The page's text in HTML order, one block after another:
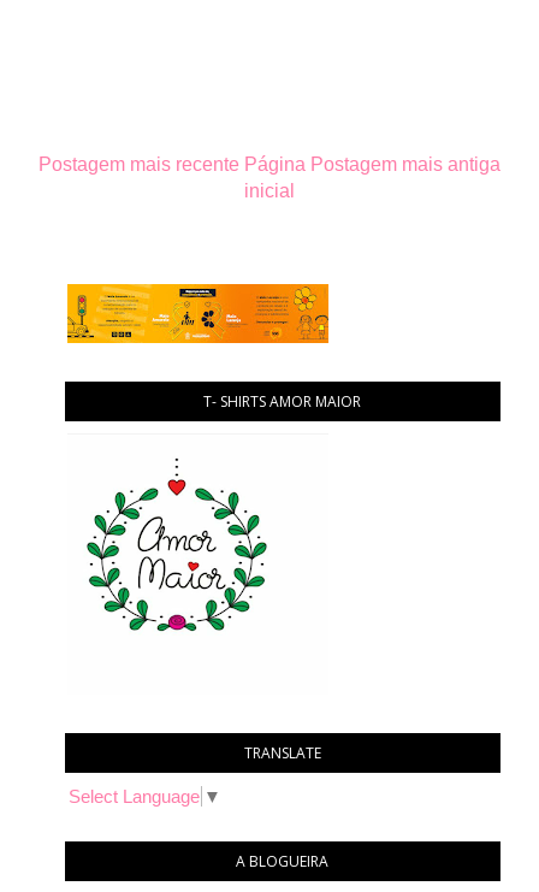
Postagem mais recente Postagem mais antiga
Página
inicial
T- SHIRTS AMOR MAIOR
TRANSLATE
Select Language ▼
A BLOGUEIRA